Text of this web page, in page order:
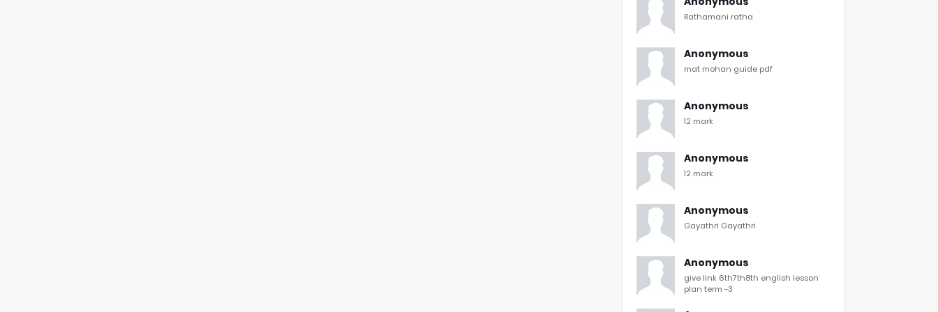
Rathamani ratha
Anonymous
mat mohan guide pdf
Anonymous
12 mark
Anonymous
12 mark
Anonymous
Gayathri Gayathri
Anonymous
give link 6th7th8th english lesson
plan term -3